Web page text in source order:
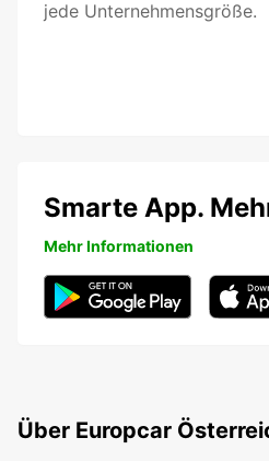
jede Unternehmensgröße.
Smarte App.
Mehr Informationen
Über Europcar